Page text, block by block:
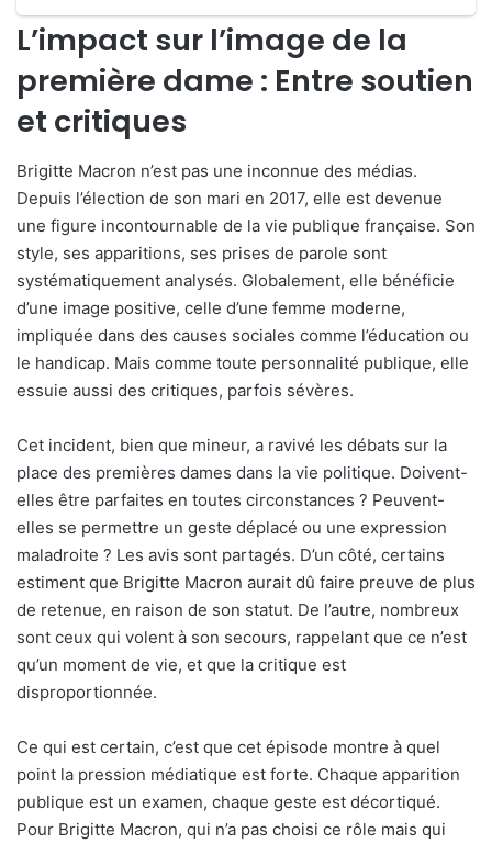
L’impact sur l’image de la
première dame : Entre soutien
et critiques
Brigitte Macron n’est pas une inconnue des médias.
Depuis l’élection de son mari en 2017, elle est devenue
une figure incontournable de la vie publique française. Son
style, ses apparitions, ses prises de parole sont
systématiquement analysés. Globalement, elle bénéficie
d’une image positive, celle d’une femme moderne,
impliquée dans des causes sociales comme l’éducation ou
le handicap. Mais comme toute personnalité publique, elle
essuie aussi des critiques, parfois sévères.
Cet incident, bien que mineur, a ravivé les débats sur la
place des premières dames dans la vie politique. Doivent-
elles être parfaites en toutes circonstances ? Peuvent-
elles se permettre un geste déplacé ou une expression
maladroite ? Les avis sont partagés. D’un côté, certains
estiment que Brigitte Macron aurait dû faire preuve de plus
de retenue, en raison de son statut. De l’autre, nombreux
sont ceux qui volent à son secours, rappelant que ce n’est
qu’un moment de vie, et que la critique est
disproportionnée.
Ce qui est certain, c’est que cet épisode montre à quel
point la pression médiatique est forte. Chaque apparition
publique est un examen, chaque geste est décortiqué.
Pour Brigitte Macron, qui n’a pas choisi ce rôle mais qui